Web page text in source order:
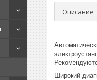
Описание
Широкий